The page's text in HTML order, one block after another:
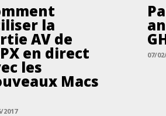
la
AV de
en direct
les
Macs
2017
07/